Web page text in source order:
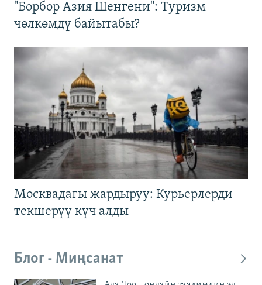
"Борбор Азия Шенгени": Туризм
чөлкөмдү байытабы?
Москвадагы жардыруу: Курьерлерди
текшерүү күч алды
Блог - Миңсанат